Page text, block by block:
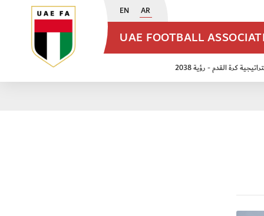
EN AR
UAE FOOTBALL
كرة القدم - رؤية 2038